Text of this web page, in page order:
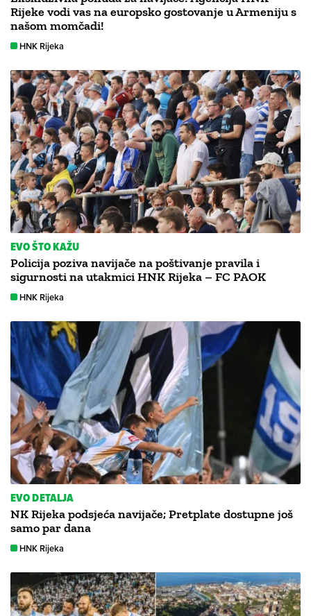
Rijeke vodi vas na europsko gostovanje u Armeniju s
našom momčadi!
HNK Rijeka
EVO ŠTO KAŽU
Policija poziva navijače na poštivanje pravila i
sigurnosti na utakmici HNK Rijeka – FC PAOK
HNK Rijeka
EVO DETALJA
NK Rijeka podsjeća navijače; Pretplate dostupne još
samo par dana
HNK Rijeka